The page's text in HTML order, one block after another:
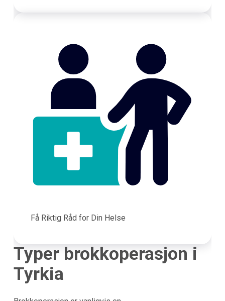
Få Riktig Råd for Din Helse
Typer brokkoperasjon i
Tyrkia